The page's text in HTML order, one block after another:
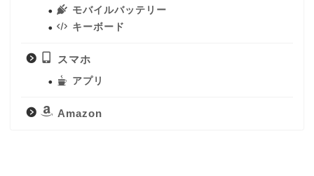
モバイルバッテリー
キーボード
スマホ
アプリ
Amazon